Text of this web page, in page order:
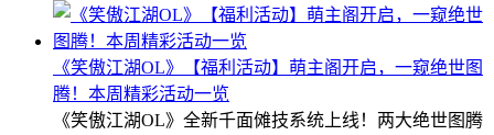
《笑傲江湖OL》【福利活动】萌主阁开启，一窥绝世图
腾！本周精彩活动一览
《笑傲江湖OL》全新千面傩技系统上线！两大绝世图腾